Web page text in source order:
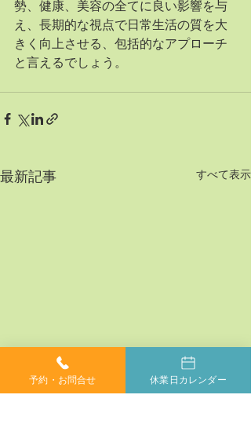
勢、健康、美容の全てに良い影響を与
え、長期的な視点で日常生活の質を大
きく向上させる、包括的なアプローチ
と言えるでしょう。
最新記事 すべて表示
予約・お問合せ 休業日カレンダー